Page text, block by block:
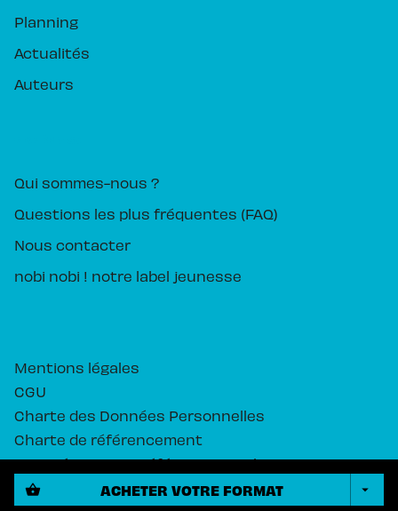
shopping_basket ACHETER VOTRE FORMAT arrow_drop_down
Planning
Actualités
Auteurs
Qui sommes-nous ?
Questions les plus fréquentes (FAQ)
Nous contacter
nobi nobi ! notre label jeunesse
Mentions légales
CGU
Charte des Données Personnelles
Charte de référencement
Paramétrez vos préférences cookies